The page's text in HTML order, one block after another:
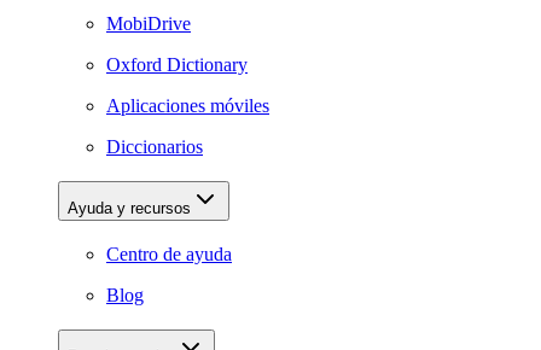
MobiDrive
Oxford Dictionary
Aplicaciones móviles
Diccionarios
Ayuda y recursos
Centro de ayuda
Blog